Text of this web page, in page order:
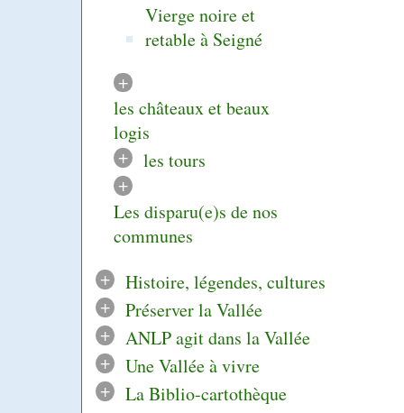
Vierge noire et
retable à Seigné
+
les châteaux et beaux
logis
+
les tours
+
Les disparu(e)s de nos
communes
+
Histoire, légendes, cultures
+
Préserver la Vallée
+
ANLP agit dans la Vallée
+
Une Vallée à vivre
+
La Biblio-cartothèque